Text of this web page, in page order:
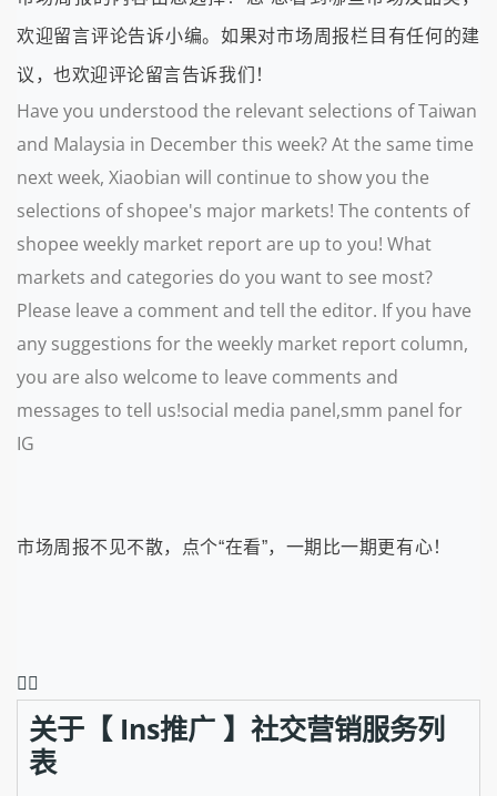
欢迎留言评论告诉小编。如果对市场周报栏目有任何的建
议，也欢迎评论留言告诉我们！
Have you understood the relevant selections of Taiwan
and Malaysia in December this week? At the same time
next week, Xiaobian will continue to show you the
selections of shopee's major markets! The contents of
shopee weekly market report are up to you! What
markets and categories do you want to see most?
Please leave a comment and tell the editor. If you have
any suggestions for the weekly market report column,
you are also welcome to leave comments and
messages to tell us!social media panel,smm panel for
IG
市场周报不见不散，点个“在看”，一期比一期更有心！
❤️‍🔥
关于【 Ins推广 】社交营销服务列
表